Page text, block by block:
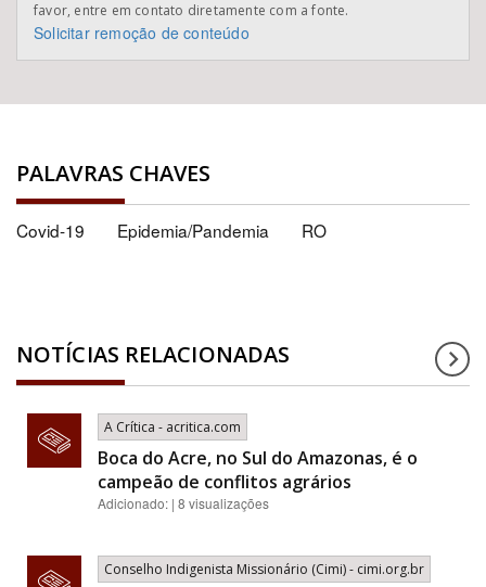
favor, entre em contato diretamente com a fonte.
Solicitar remoção de conteúdo
PALAVRAS CHAVES
Covid-19 Epidemia/Pandemia RO
NOTÍCIAS RELACIONADAS
A Crítica - acritica.com
Boca do Acre, no Sul do Amazonas, é o
campeão de conflitos agrários
Adicionado: | 8 visualizações
Conselho Indigenista Missionário (Cimi) - cimi.org.br